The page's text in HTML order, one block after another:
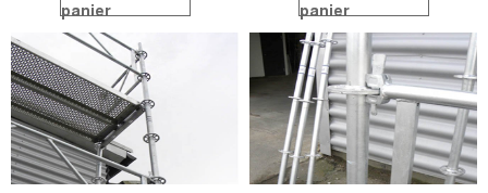
panier
panier